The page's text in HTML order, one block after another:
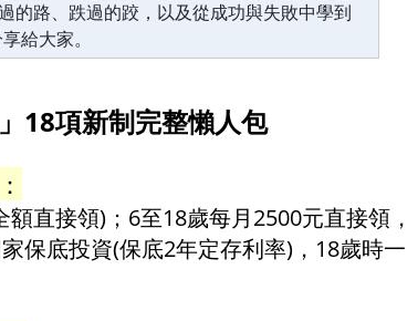
的路、跌過的跤，以及從成功與失敗中學到
給大家。
18項新制完整懶人包
直接領)；6至18歲每月2500元直接領，
保底投資(保底2年定存利率)，18歲時一